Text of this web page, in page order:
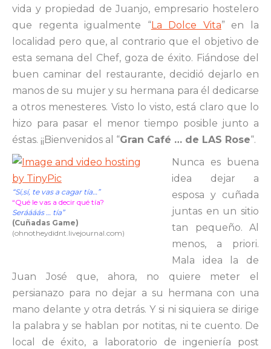
vida y propiedad de Juanjo, empresario hostelero
que regenta igualmente “La Dolce Vita” en la
localidad pero que, al contrario que el objetivo de
esta semana del Chef, goza de éxito. Fiándose del
buen caminar del restaurante, decidió dejarlo en
manos de su mujer y su hermana para él dedicarse
a otros menesteres. Visto lo visto, está claro que lo
hizo para pasar el menor tiempo posible junto a
éstas. ¡¡Bienvenidos al “Gran Café … de LAS Rose“.
“Sí,sí, te vas a cagar tía…”
“Qué le vas a decir qué tía?
Seráááás … tía”
(Cuñadas Game)
(ohnotheydidnt.livejournal.com)
Nunca es buena
idea dejar a
esposa y cuñada
juntas en un sitio
tan pequeño. Al
menos, a priori.
Mala idea la de
Juan José que, ahora, no quiere meter el
persianazo para no dejar a su hermana con una
mano delante y otra detrás. Y si ni siquiera se dirige
la palabra y se hablan por notitas, ni te cuento. De
local de éxito, a laboratorio de ingeniería post